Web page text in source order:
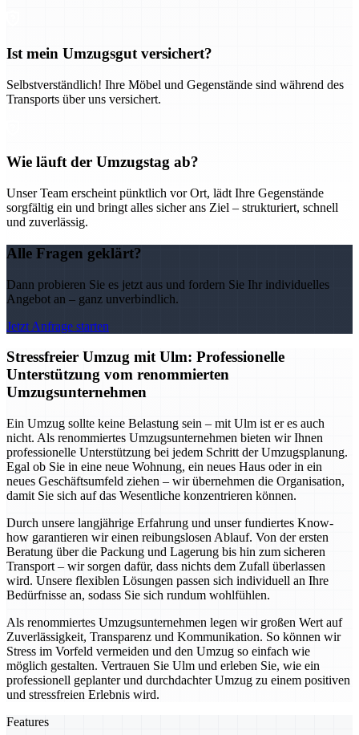
Ist mein Umzugsgut versichert?
Selbstverständlich! Ihre Möbel und Gegenstände sind während des
Transports über uns versichert.
Wie läuft der Umzugstag ab?
Unser Team erscheint pünktlich vor Ort, lädt Ihre Gegenstände
sorgfältig ein und bringt alles sicher ans Ziel – strukturiert, schnell
und zuverlässig.
Alle Fragen geklärt?
Dann probieren Sie es jetzt aus und fordern Sie Ihr individuelles
Angebot an – ganz unverbindlich.
Jetzt Anfrage starten
Stressfreier Umzug mit Ulm: Professionelle
Unterstützung vom renommierten
Umzugsunternehmen
Ein Umzug sollte keine Belastung sein – mit Ulm ist er es auch
nicht. Als renommiertes Umzugsunternehmen bieten wir Ihnen
professionelle Unterstützung bei jedem Schritt der Umzugsplanung.
Egal ob Sie in eine neue Wohnung, ein neues Haus oder in ein
neues Geschäftsumfeld ziehen – wir übernehmen die Organisation,
damit Sie sich auf das Wesentliche konzentrieren können.
Durch unsere langjährige Erfahrung und unser fundiertes Know-
how garantieren wir einen reibungslosen Ablauf. Von der ersten
Beratung über die Packung und Lagerung bis hin zum sicheren
Transport – wir sorgen dafür, dass nichts dem Zufall überlassen
wird. Unsere flexiblen Lösungen passen sich individuell an Ihre
Bedürfnisse an, sodass Sie sich rundum wohlfühlen.
Als renommiertes Umzugsunternehmen legen wir großen Wert auf
Zuverlässigkeit, Transparenz und Kommunikation. So können wir
Stress im Vorfeld vermeiden und den Umzug so einfach wie
möglich gestalten. Vertrauen Sie Ulm und erleben Sie, wie ein
professionell geplanter und durchdachter Umzug zu einem positiven
und stressfreien Erlebnis wird.
Features